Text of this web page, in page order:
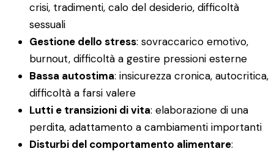
crisi, tradimenti, calo del desiderio, difficoltà
sessuali
Gestione dello stress: sovraccarico emotivo,
burnout, difficoltà a gestire pressioni esterne
Bassa autostima: insicurezza cronica, autocritica,
difficoltà a farsi valere
Lutti e transizioni di vita: elaborazione di una
perdita, adattamento a cambiamenti importanti
Disturbi del comportamento alimentare: